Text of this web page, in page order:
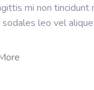
mi non tincidunt
sodales leo vel